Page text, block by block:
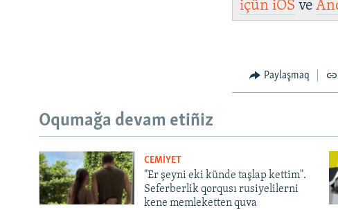
içüniOS ve
Paylaşmaq
Oqumağa devam etiñiz
CEMİYET
"Er şeyni eki künde taşlap kettim".
Seferberlik qorqusı rusiyelilerni
kene memleketten quva